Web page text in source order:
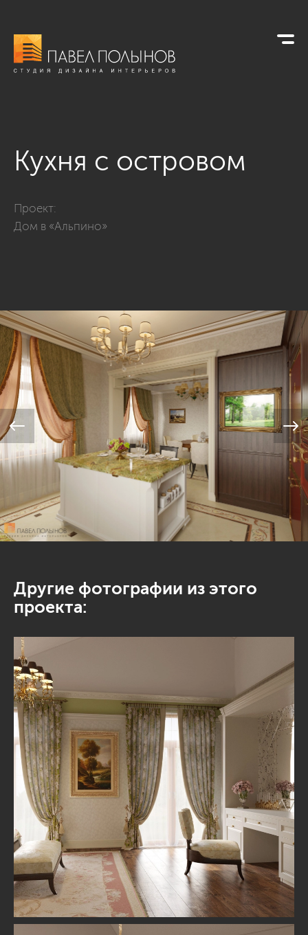
Кухня с островом
Проект:
Дом в «Альпино»
Другие фотографии из этого
проекта: